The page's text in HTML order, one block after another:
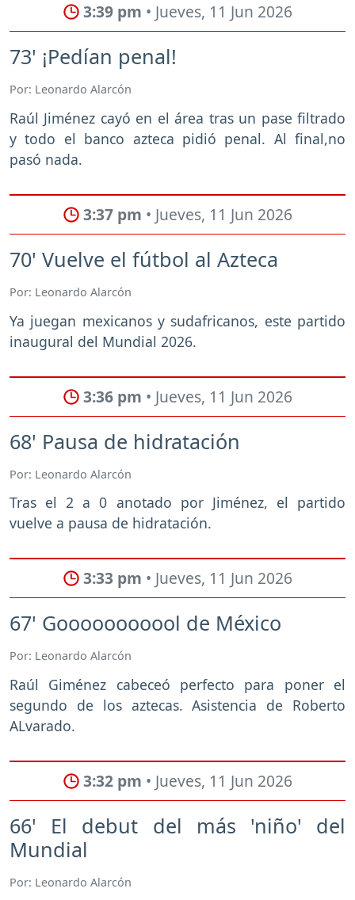
3:39 pm • Jueves, 11 Jun 2026
73' ¡Pedían penal!
Por: Leonardo Alarcón
Raúl Jiménez cayó en el área tras un pase filtrado
y todo el banco azteca pidió penal. Al final,no
pasó nada.
3:37 pm • Jueves, 11 Jun 2026
70' Vuelve el fútbol al Azteca
Por: Leonardo Alarcón
Ya juegan mexicanos y sudafricanos, este partido
inaugural del Mundial 2026.
3:36 pm • Jueves, 11 Jun 2026
68' Pausa de hidratación
Por: Leonardo Alarcón
Tras el 2 a 0 anotado por Jiménez, el partido
vuelve a pausa de hidratación.
3:33 pm • Jueves, 11 Jun 2026
67' Gooooooooool de México
Por: Leonardo Alarcón
Raúl Giménez cabeceó perfecto para poner el
segundo de los aztecas. Asistencia de Roberto
ALvarado.
3:32 pm • Jueves, 11 Jun 2026
66' El debut del más 'niño' del
Mundial
Por: Leonardo Alarcón